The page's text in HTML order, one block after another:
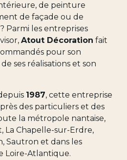
de peinture
de façade ou de
Parmi les entreprises
Atout Décoration fait
pour son
ses réalisations et son
1987, cette entreprise
des particuliers et des
la métropole nantaise,
La Chapelle-sur-Erdre,
Sautron et dans les
Loire-Atlantique.